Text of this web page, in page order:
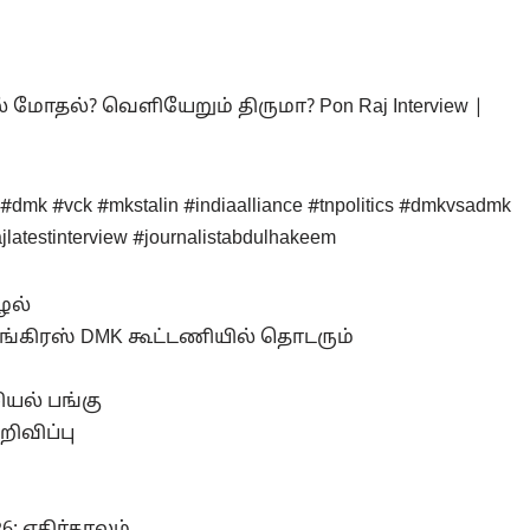
வெளியேறும் திருமா? Pon Raj Interview |
#vck #mkstalin #indiaalliance #tnpolitics #dmkvsadmk
#journalistabdulhakeem
DMK கூட்டணியில் தொடரும்
பங்கு